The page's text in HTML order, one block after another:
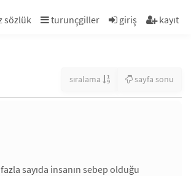
sözlük turunçgiller giriş kayıt
sıralama sayfa sonu
sayıda insanın sebep olduğu